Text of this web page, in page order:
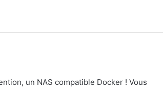
un NAS compatible Docker ! Vous